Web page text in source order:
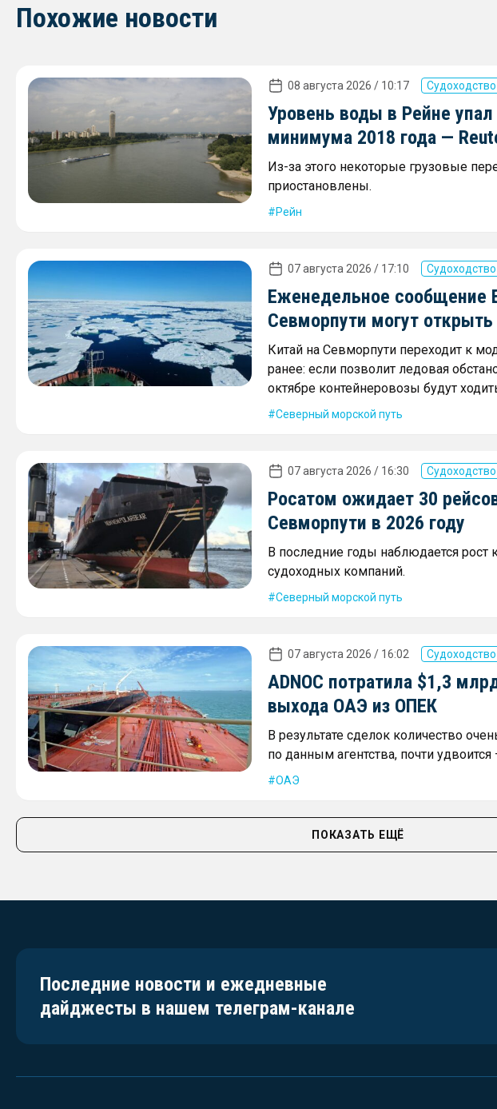
Похожие новости
08 августа 2026 / 10:17 Судоходство
Уровень воды в Рейне
минимума 2018 года —
Из-за этого некоторые грузовые
приостановлены.
Рейн
07 августа 2026 / 17:10 Судоходство
Еженедельное сообщение
Севморпути могут открыть
Китай на Севморпути переходит к
ранее: если позволит ледовая
октябре контейнеровозы будут
Северный морской путь
07 августа 2026 / 16:30 Судоходство
Росатом ожидает 30
Севморпути в 2026 году
В последние годы наблюдается рост
судоходных компаний.
Северный морской путь
07 августа 2026 / 16:02 Судоходство
ADNOC потратила $1,3
выхода ОАЭ из ОПЕК
В результате сделок количество
по данным агентства, почти удвоится
ОАЭ
ПОКАЗАТЬ ЕЩЁ
Последние новости и ежедневные
дайджесты в нашем телеграм-канале